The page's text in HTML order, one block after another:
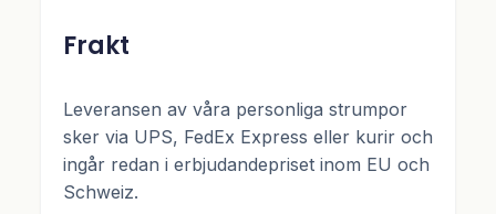
Frakt
Leveransen av våra personliga strumpor
sker via UPS, FedEx Express eller kurir och
ingår redan i erbjudandepriset inom EU och
Schweiz.